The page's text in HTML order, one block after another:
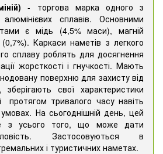
- торгова марка одного з
сплавів. Основними
є мідь (4,5% маси), магній
Каркаси наметів з легкого
сплаву роблять для досягнення
жорсткості і гнучкості. Мають
поверхню для захисту від
зберігають свої характеристики
протягом тривалого часу навіть
На сьогоднішній день, цей
з усього того, що може дати
Застосовуються в
і туристичних наметах.